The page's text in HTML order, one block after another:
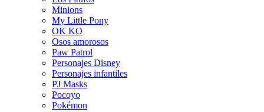
Minions
My Little Pony
OK KO
Osos amorosos
Paw Patrol
Personajes Disney
Personajes infantiles
PJ Masks
Pocoyo
Pokémon